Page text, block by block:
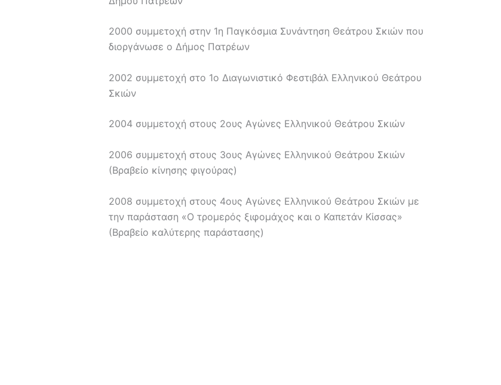
2000 συμμετοχή στην 1η Παγκόσμια Συνάντηση Θεάτρου Σκιών που
διοργάνωσε ο Δήμος Πατρέων
2002 συμμετοχή στο 1ο Διαγωνιστικό Φεστιβάλ Ελληνικού Θεάτρου
Σκιών
2004 συμμετοχή στους 2ους Αγώνες Ελληνικού Θεάτρου Σκιών
2006 συμμετοχή στους 3ους Αγώνες Ελληνικού Θεάτρου Σκιών
(Βραβείο κίνησης φιγούρας)
2008 συμμετοχή στους 4ους Αγώνες Ελληνικού Θεάτρου Σκιών με
την παράσταση «Ο τρομερός ξιφομάχος και ο Καπετάν Κίσσας»
(Βραβείο καλύτερης παράστασης)